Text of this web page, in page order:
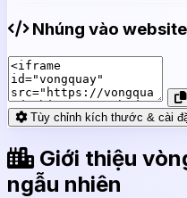
Nhúng vào website
Tùy chỉnh kích thước & cài
Giới thiệu
ngẫu nhiên